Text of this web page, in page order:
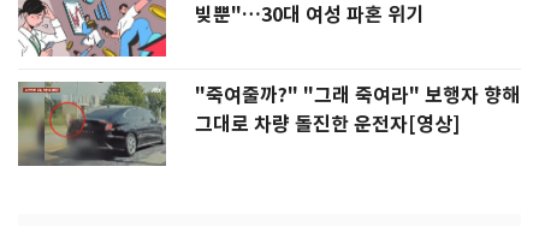
빚뿐"…30대 여성 파혼 위기
"죽여줄까?" "그래 죽여라" 보행자 향해
그대로 차량 돌진한 운전자[영상]